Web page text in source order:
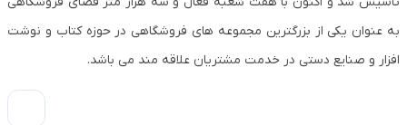
به عنوان یکی از بزرگترین مجموعه های فروشگاهی در حوزه کتاب و نوشت
افزار و صنایع دستی در خدمت مشتریان علاقه مند می باشد.